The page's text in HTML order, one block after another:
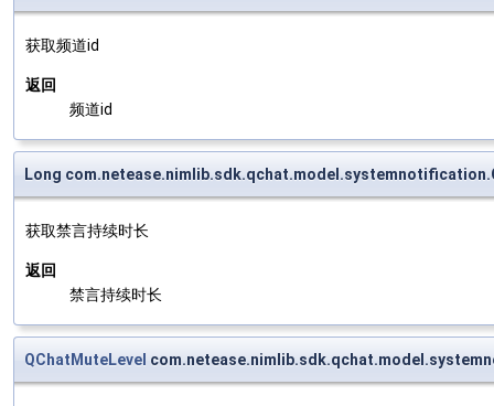
获取频道id
返回
频道id
Long
获取禁言持续时长
返回
禁言持续时长
QChatMuteLevel